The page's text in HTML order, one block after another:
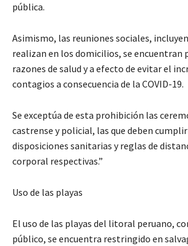
pública.
Asimismo, las reuniones sociales,
realizan en los domicilios, se encuentran
razones de salud y a efecto de evitar el
contagios a consecuencia de la COVID-19.
Se exceptúa de esta prohibición las
castrense y policial, las que deben
disposiciones sanitarias y reglas de
corporal respectivas.”
Uso de las playas
El uso de las playas del litoral peruano,
público, se encuentra restringido en